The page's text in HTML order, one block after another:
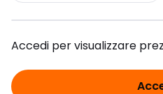
Accedi per visualizzare